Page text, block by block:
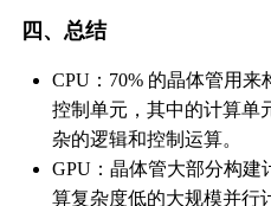
四、总结
CPU：70% 的晶体管用
控制单元，其中的计算单
杂的逻辑和控制运算。
GPU：晶体管大部分构建
算复杂度低的大规模并行